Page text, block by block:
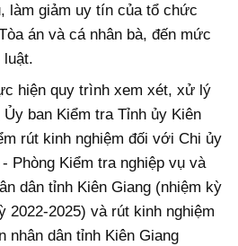
làm giảm uy tín của tổ chức
án và cá nhân bà, đến mức
hiện quy trình xem xét, xử lý
ban Kiểm tra Tỉnh ủy Kiên
rút kinh nghiệm đối với Chi ủy
Phòng Kiểm tra nghiệp vụ và
dân tỉnh Kiên Giang (nhiệm kỳ
2022-2025) và rút kinh nghiệm
nhân dân tỉnh Kiên Giang